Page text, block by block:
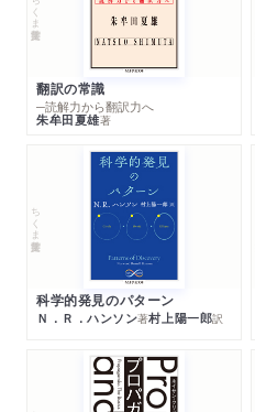
翻訳の常識
─読解力から翻訳力へ
朱牟田夏雄著
ちくま学芸文庫
科学的発見のパターン
Ｎ．Ｒ．ハンソン著村上陽一郎訳